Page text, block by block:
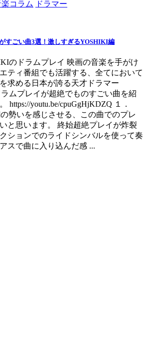
コラム ドラマー
すごい曲3選！激しすぎるYOSHIKI編
のドラムプレイ 映画の音楽を手がけ
ティ番組でも活躍する、全てにおいて
求める日本が誇る天才ドラマー
ムプレイが超絶でものすごい曲を紹
https://youtu.be/cpuGgHjKDZQ １．
勢いを感じさせる、この曲でのプレ
と思います。 終始超絶プレイが炸裂
ションでのライドシンバルを使って奏
スで曲に入り込んだ感 ...